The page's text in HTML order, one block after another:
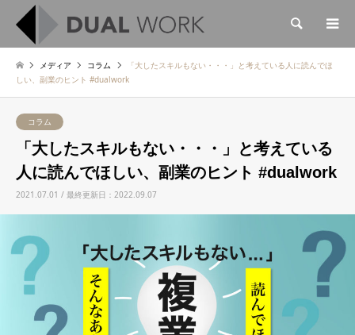
検索
メディア コラム
「大したスキルもない・・・」と考えている人に読んでほ
しい、副業のヒント #dualwork
コラム
「大したスキルもない・・・」と考えている
人に読んでほしい、副業のヒント #dualwork
2021.07.01 / 最終更新日：2022.09.07